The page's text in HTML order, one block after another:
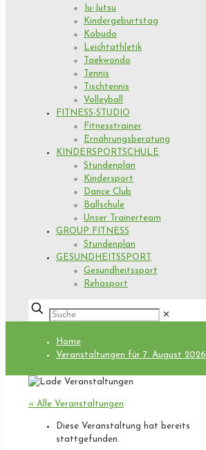
Ju-Jutsu
Kindergeburtstag
Kobudo
Leichtathletik
Taekwondo
Tennis
Tischtennis
Volleyball
FITNESS-STUDIO
Fitnesstrainer
Ernährungsberatung
KINDERSPORTSCHULE
Stundenplan
Kindersport
Dance Club
Ballschule
Unser Trainerteam
GROUP FITNESS
Stundenplan
GESUNDHEITSSPORT
Gesundheitssport
Rehasport
✕
Home
Veranstaltungen für 7. August 2026
« Alle Veranstaltungen
Diese Veranstaltung hat bereits
stattgefunden.